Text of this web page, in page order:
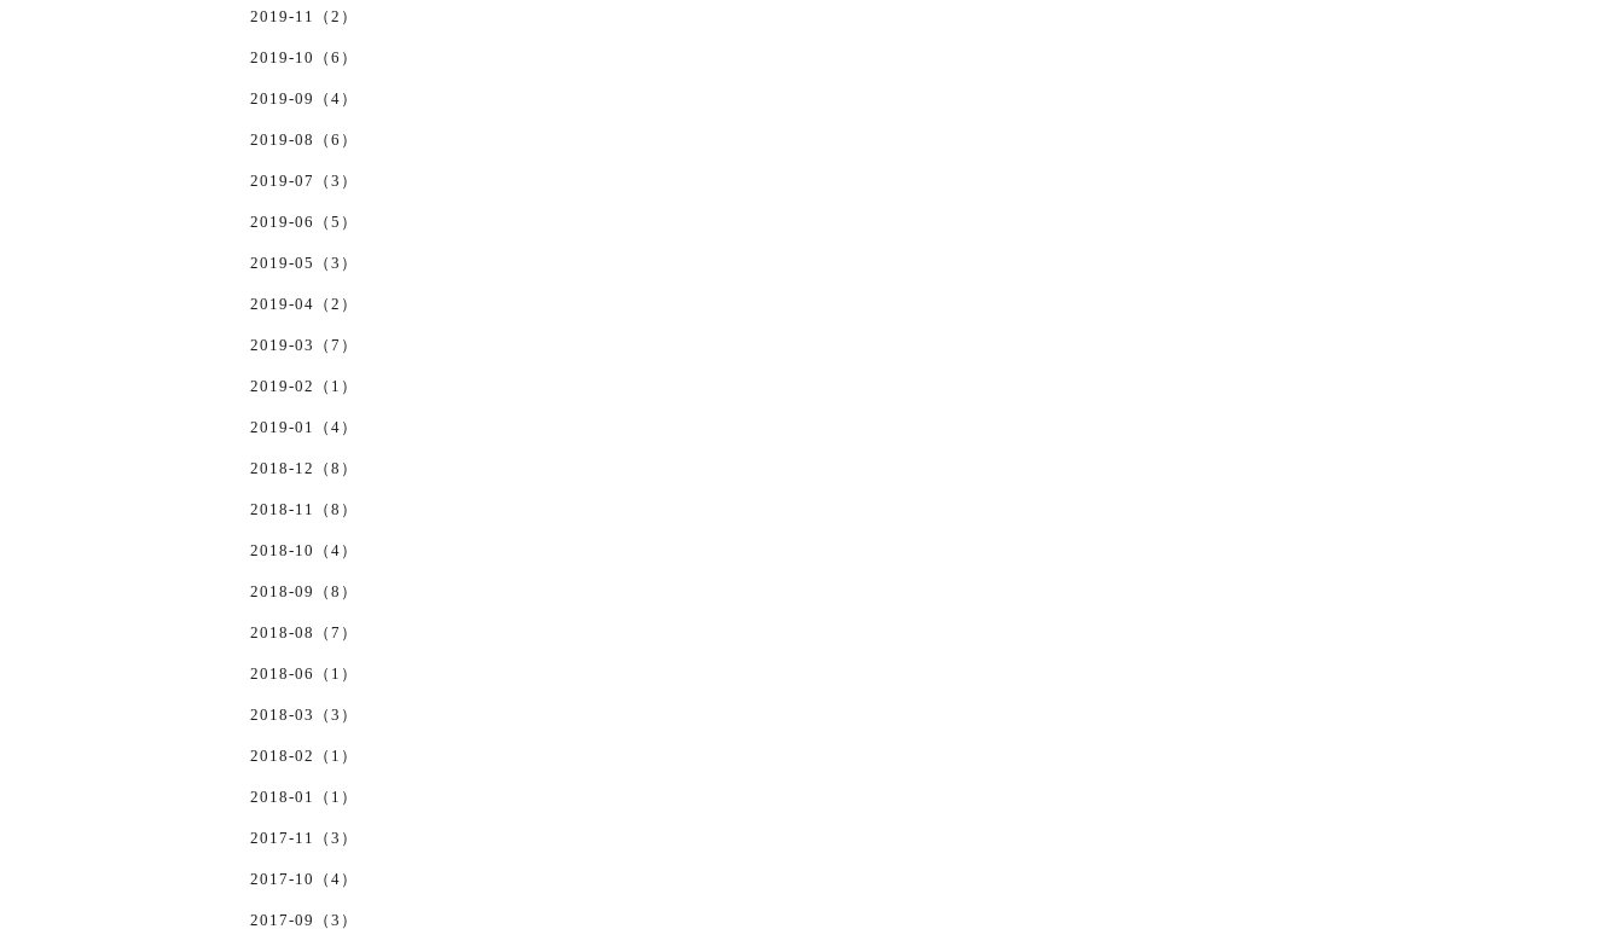
2019-11（2）
2019-10（6）
2019-09（4）
2019-08（6）
2019-07（3）
2019-06（5）
2019-05（3）
2019-04（2）
2019-03（7）
2019-02（1）
2019-01（4）
2018-12（8）
2018-11（8）
2018-10（4）
2018-09（8）
2018-08（7）
2018-06（1）
2018-03（3）
2018-02（1）
2018-01（1）
2017-11（3）
2017-10（4）
2017-09（3）